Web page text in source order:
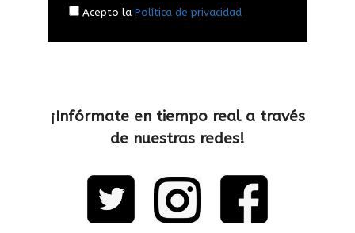
Acepto la Política de privacidad
¡Infórmate en tiempo real a través
de nuestras redes!